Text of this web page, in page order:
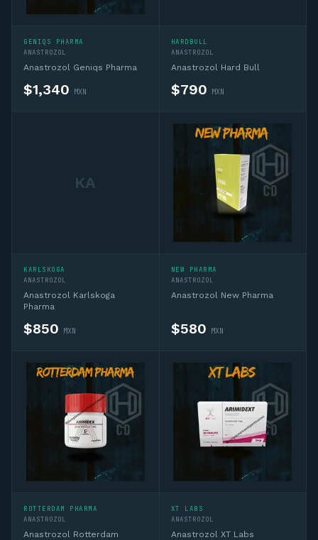
GENIQS PHARMA
ANASTROZOL
Anastrozol Geniqs Pharma
$1,340 MXN
HARDBULL
ANASTROZOL
Anastrozol Hard Bull
$790 MXN
KA
KARLSKOGA
ANASTROZOL
Anastrozol Karlskoga
Pharma
$850 MXN
NEW PHARMA
ANASTROZOL
Anastrozol New Pharma
$580 MXN
ROTTERDAM PHARMA
ANASTROZOL
Anastrozol Rotterdam
XT LABS
ANASTROZOL
Anastrozol XT Labs